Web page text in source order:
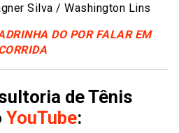
Silva / Washington Lins
DO POR FALAR EM
de Tênis
YouTube: